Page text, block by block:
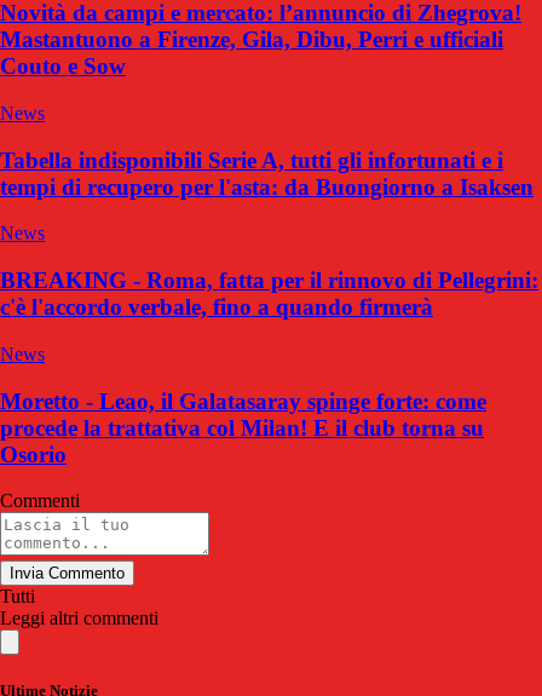
Novità da campi e mercato: l’annuncio di Zhegrova!
Mastantuono a Firenze, Gila, Dibu, Perri e ufficiali
Couto e Sow
News
Tabella indisponibili Serie A, tutti gli infortunati e i
tempi di recupero per l'asta: da Buongiorno a Isaksen
News
BREAKING - Roma, fatta per il rinnovo di Pellegrini:
c'è l'accordo verbale, fino a quando firmerà
News
Moretto - Leao, il Galatasaray spinge forte: come
procede la trattativa col Milan! E il club torna su
Osorio
Commenti
Invia Commento
Tutti
Leggi altri commenti
Ultime Notizie